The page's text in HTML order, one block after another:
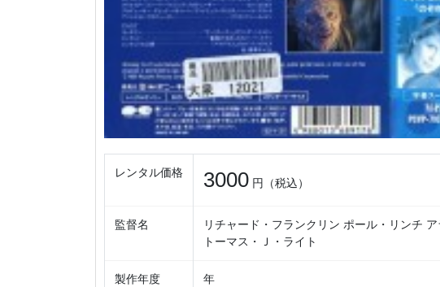
レンタル価格 3000 円（税込）
監督名
リチャード・フランクリン ポール・リンチ
トーマス・Ｊ・ライト
製作年度 年